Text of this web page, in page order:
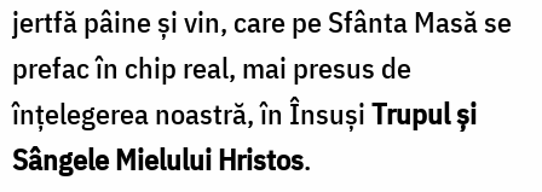
jertfă pâine și vin, care pe Sfânta Masă se
prefac în chip real, mai presus de
înțelegerea noastră, în ÎnsușiTrupul și
Sângele Mielului Hristos.